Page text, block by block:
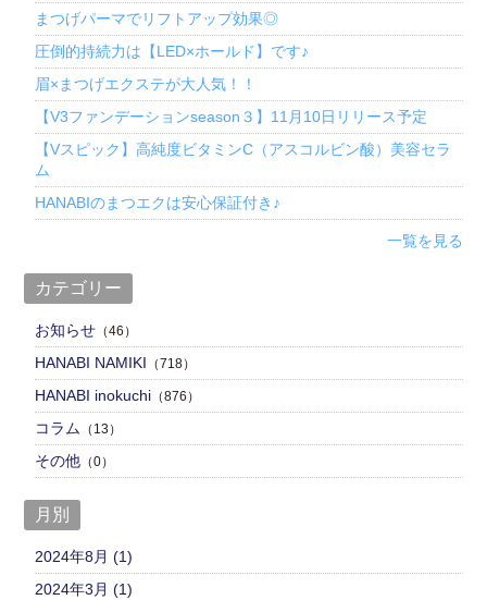
まつげパーマでリフトアップ効果◎
圧倒的持続力は【LED×ホールド】です♪
眉×まつげエクステが大人気！！
【V3ファンデーションseason３】11月10日リリース予定
【Vスピック】高純度ビタミンC（アスコルビン酸）美容セラ
ム
HANABIのまつエクは安心保証付き♪
一覧を見る
カテゴリー
お知らせ （46）
HANABI NAMIKI （718）
HANABI inokuchi （876）
コラム （13）
その他 （0）
月別
2024年8月 (1)
2024年3月 (1)